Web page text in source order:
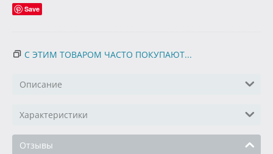
Save
С ЭТИМ ТОВАРОМ ЧАСТО ПОКУПАЮТ...
Описание
Характеристики
Отзывы